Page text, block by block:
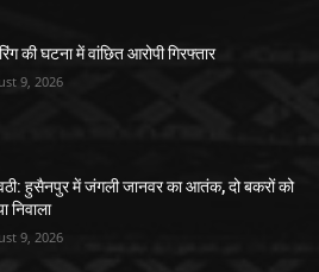
की घटना में वांछित आरोपी गिरफ्तार
9, 2026
हुसैनपुर में जंगली जानवर का आतंक, दो बकरों को
निवाला
9, 2026